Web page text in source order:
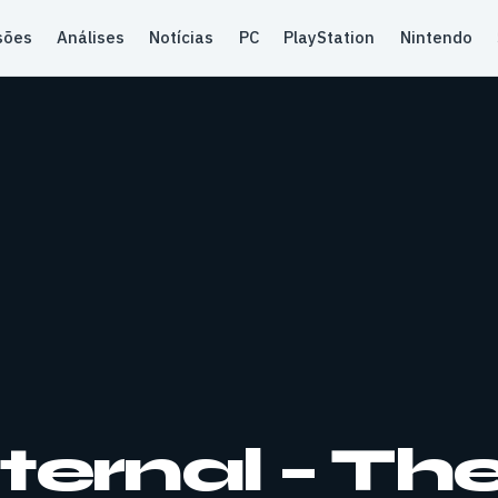
Análises Notícias PC PlayStation Nintendo
–